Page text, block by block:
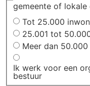
gemeente of lokale
Tot 25.000
25.001 tot
Meer dan
Ik werk voor een
bestuur